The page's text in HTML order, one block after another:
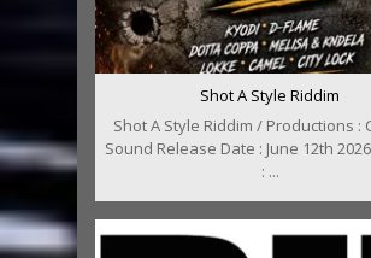
Shot A Style Riddim
Shot A Style Riddim / Productions :
Sound Release Date : June 12th
: ...